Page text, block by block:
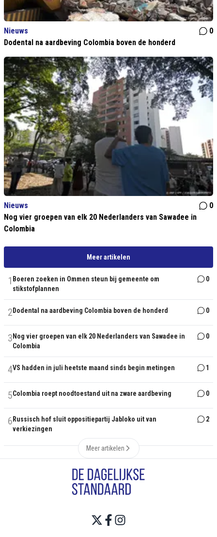
Nieuws
0
Dodental na aardbeving Colombia boven de honderd
Nieuws
0
Nog vier groepen van elk 20 Nederlanders van Sawadee in
Colombia
Meer artikelen
1 Boeren zoeken in Ommen steun bij gemeente om
stikstofplannen
0
2 Dodental na aardbeving Colombia boven de honderd 0
3 Nog vier groepen van elk 20 Nederlanders van Sawadee in
Colombia
0
4VS hadden in juli heetste maand sinds begin metingen 1
5Colombia roept noodtoestand uit na zware aardbeving 0
6 Russisch hof sluit oppositiepartij Jabloko uit van
verkiezingen
2
Meer artikelen